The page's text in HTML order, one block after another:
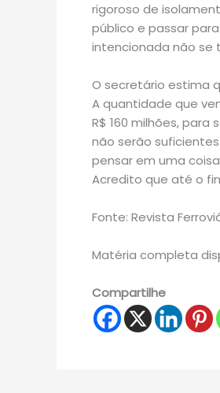
rigoroso de
público e passar
intencionada não se
O secretário estima
A quantidade que
R$ 160 milhões,
não serão
pensar em uma
Acredito que até o
Fonte: Revista
Matéria completa
Compartilhe